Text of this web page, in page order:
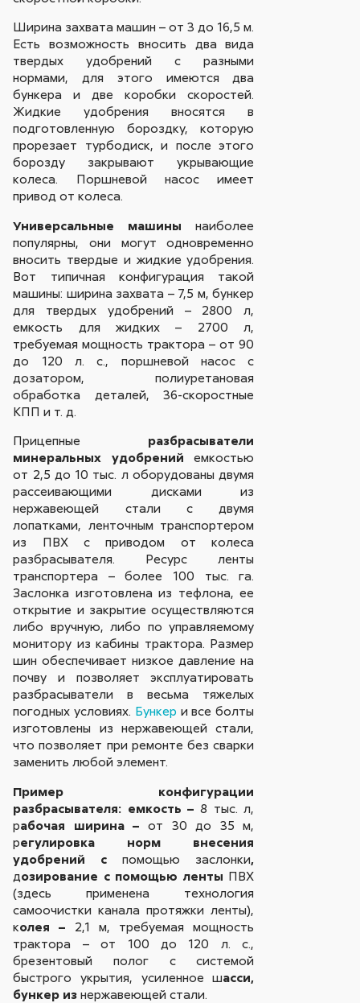
Ширина захвата машин – от 3 до 16,5 м.
Есть возможность вносить два вида
твердых удобрений с разными
нормами, для этого имеются два
бункера и две коробки скоростей.
Жидкие удобрения вносятся в
подготовленную бороздку, которую
прорезает турбодиск, и после этого
борозду закрывают укрывающие
колеса. Поршневой насос имеет
привод от колеса.
Универсальные машины наиболее
популярны, они могут одновременно
вносить твердые и жидкие удобрения.
Вот типичная конфигурация такой
машины: ширина захвата – 7,5 м, бункер
для твердых удобрений – 2800 л,
емкость для жидких – 2700 л,
требуемая мощность трактора – от 90
до 120 л. с., поршневой насос с
дозатором, полиуретановая
обработка деталей, 36-скоростные
КПП и т. д.
Прицепные разбрасыватели
минеральных удобрений емкостью
от 2,5 до 10 тыс. л оборудованы двумя
рассеивающими дисками из
нержавеющей стали с двумя
лопатками, ленточным транспортером
из ПВХ с приводом от колеса
разбрасывателя. Ресурс ленты
транспортера – более 100 тыс. га.
Заслонка изготовлена из тефлона, ее
открытие и закрытие осуществляются
либо вручную, либо по управляемому
монитору из кабины трактора. Размер
шин обеспечивает низкое давление на
почву и позволяет эксплуатировать
разбрасыватели в весьма тяжелых
погодных условиях. Бункер и все болты
изготовлены из нержавеющей стали,
что позволяет при ремонте без сварки
заменить любой элемент.
Пример конфигурации
разбрасывателя: емкость –8 тыс. л,
рабочая ширина – от 30 до 35 м,
регулировка норм внесения
удобрений с помощью заслонки,
дозирование с помощью ленты ПВХ
(здесь применена технология
самоочистки канала протяжки ленты),
колея – 2,1 м, требуемая мощность
трактора – от 100 до 120 л. с.,
брезентовый полог с системой
быстрого укрытия, усиленное шасси,
бункер изнержавеющей стали.